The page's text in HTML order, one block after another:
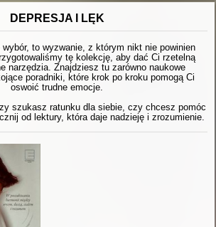
DEPRESJA I LĘK
wybór, to wyzwanie, z którym nikt nie powinien
tę kolekcję, aby dać Ci rzetelną
narzędzia. Znajdziesz tu zarówno naukowe
poradniki, które krok po kroku pomogą Ci
oswoić trudne emocje.
szukasz ratunku dla siebie, czy chcesz pomóc
od lektury, która daje nadzieję i zrozumienie.